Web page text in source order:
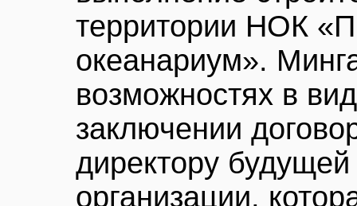
территории НОК
океанариум».
возможностях в
заключении
директору
организации,